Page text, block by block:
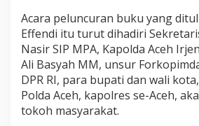
c
e
h
M
e
u
t
u
a
Acara peluncuran buku yang
Effendi itu turut dihadiri
Nasir SIP MPA, Kapolda Aceh
Ali Basyah MM, unsur
DPR RI, para bupati dan wali
Polda Aceh, kapolres se-Aceh,
tokoh masyarakat.